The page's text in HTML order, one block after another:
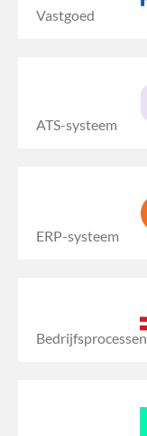
Vastgoed
ATS-systeem
ERP-systeem
Bedrijfsprocessen